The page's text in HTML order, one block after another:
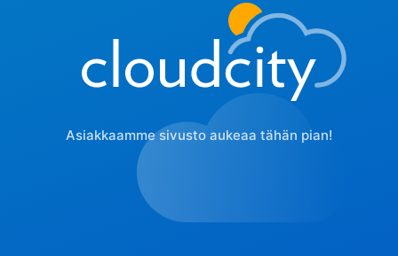
Asiakkaamme sivusto aukeaa tähän pian!